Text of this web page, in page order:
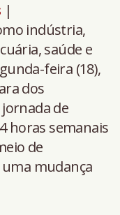
|
indústria,
saúde e
feira (18),
dos
de
horas semanais
de
mudança